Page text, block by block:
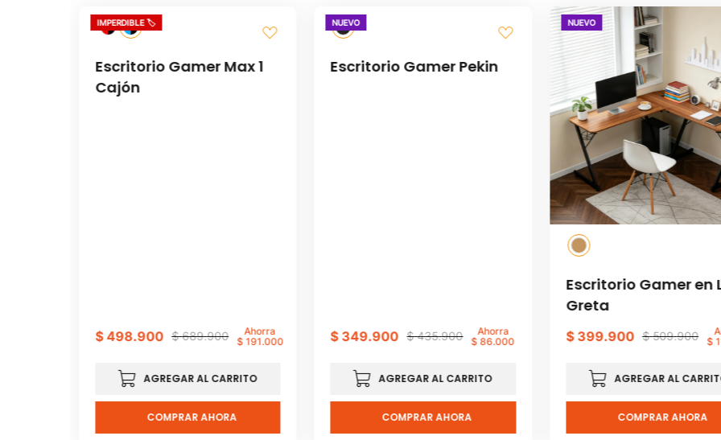
Dirección de email
ENVIAR COMENTARIO
IMPERDIBLE 🏷️
Escritorio Gamer Max 1
Cajón
$ 689.900
$ 498.900
Ahorra
$ 191.000
AGREGAR AL CARRITO
COMPRAR AHORA
NUEVO
Escritorio Gamer Pekin
$ 435.900
$ 349.900
Ahorra
$ 86.000
AGREGAR AL CARRITO
COMPRAR AHORA
NUEVO
Escritorio Gamer en
Greta
$ 509.900
$ 399.900
$
AGREGAR AL
COMPRAR AHORA